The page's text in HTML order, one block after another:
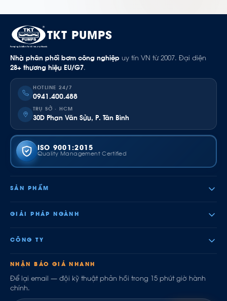
TKT PUMPS
Nhà phân phối bơm công nghiệp uy tín VN từ 2007. Đại diện
28+ thương hiệu EU/G7.
HOTLINE 24/7
0941.400.488
TRỤ SỞ · HCM
30D Phan Văn Sửu, P. Tân Bình
ISO 9001:2015
Quality Management Certified
SẢN PHẨM
GIẢI PHÁP NGÀNH
CÔNG TY
NHẬN BÁO GIÁ NHANH
Để lại email — đội kỹ thuật phản hồi trong 15 phút giờ hành
chính.